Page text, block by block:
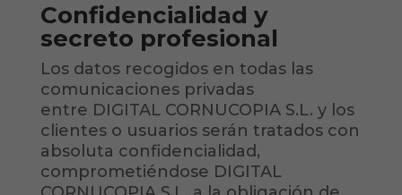
Confidencialidad y
secreto profesional
Los datos recogidos en todas las
comunicaciones privadas
entre DIGITAL CORNUCOPIA S.L. y los
clientes o usuarios serán tratados con
absoluta confidencialidad,
comprometiéndose DIGITAL